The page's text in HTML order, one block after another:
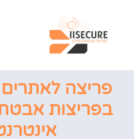
פריצה
בפריצות